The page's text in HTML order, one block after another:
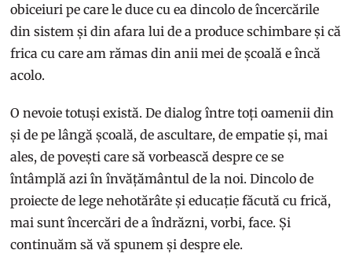
obiceiuri pe care le duce cu ea dincolo de încercările
din sistem și din afara lui de a produce schimbare și că
frica cu care am rămas din anii mei de școală e încă
acolo.
O nevoie totuși există. De dialog între toți oamenii din
și de pe lângă școală, de ascultare, de empatie și, mai
ales, de povești care să vorbească despre ce se
întâmplă azi în învățământul de la noi. Dincolo de
proiecte de lege nehotărâte și educație făcută cu frică,
mai sunt încercări de a îndrăzni, vorbi, face. Și
continuăm să vă spunem și despre ele.